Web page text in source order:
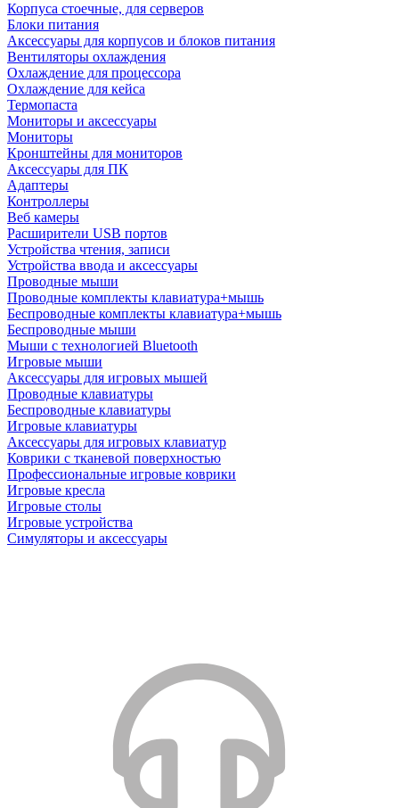
Корпуса стоечные, для серверов
Блоки питания
Аксессуары для корпусов и блоков питания
Вентиляторы охлаждения
Охлаждение для процессора
Охлаждение для кейса
Термопаста
Мониторы и аксессуары
Мониторы
Кронштейны для мониторов
Аксессуары для ПК
Адаптеры
Контроллеры
Веб камеры
Расширители USB портов
Устройства чтения, записи
Устройства ввода и аксессуары
Проводные мыши
Проводные комплекты клавиатура+мышь
Беспроводные комплекты клавиатура+мышь
Беспроводные мыши
Мыши с технологией Bluetooth
Игровые мыши
Аксессуары для игровых мышей
Проводные клавиатуры
Беспроводные клавиатуры
Игровые клавиатуры
Аксессуары для игровых клавиатур
Коврики с тканевой поверхностью
Профессиональные игровые коврики
Игровые кресла
Игровые столы
Игровые устройства
Симуляторы и аксессуары